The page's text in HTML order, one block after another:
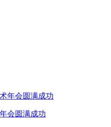
会圆满成功